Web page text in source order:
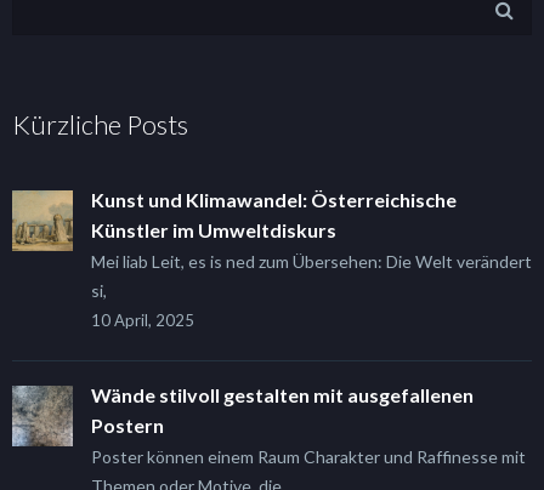
Kürzliche Posts
Kunst und Klimawandel: Österreichische
Künstler im Umweltdiskurs
Mei liab Leit, es is ned zum Übersehen: Die Welt verändert
si,
10 April, 2025
Wände stilvoll gestalten mit ausgefallenen
Postern
Poster können einem Raum Charakter und Raffinesse mit
Themen oder Motive, die